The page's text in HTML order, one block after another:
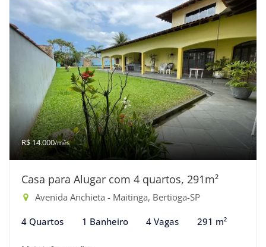
R$ 14.000/mês
Casa para Alugar com 4 quartos, 291m²
Avenida Anchieta - Maitinga, Bertioga-SP
4 Quartos 1 Banheiro 4 Vagas 291 m²